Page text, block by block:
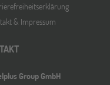
& Impressum
Group GmbH